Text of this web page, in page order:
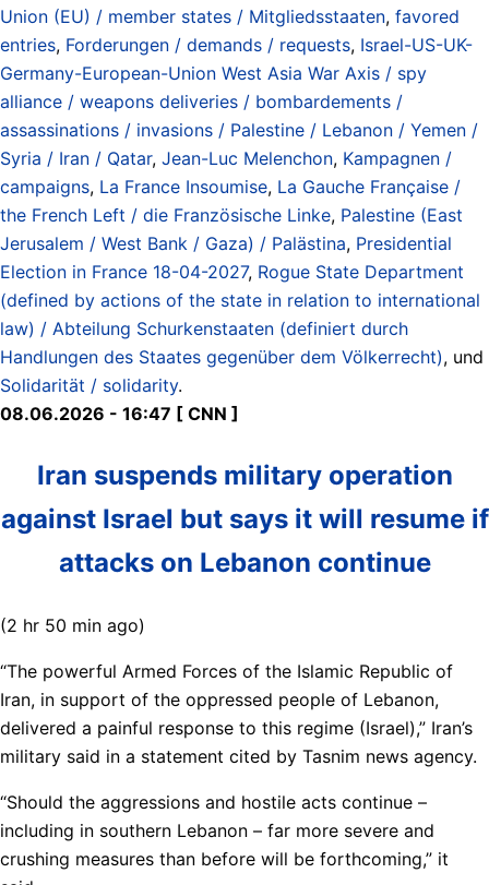
Union (EU) / member states / Mitgliedsstaaten, favored
entries, Forderungen / demands / requests, Israel-US-UK-
Germany-European-Union West Asia War Axis / spy
alliance / weapons deliveries / bombardements /
assassinations / invasions / Palestine / Lebanon / Yemen /
Syria / Iran / Qatar, Jean-Luc Melenchon, Kampagnen /
campaigns, La France Insoumise, La Gauche Française /
the French Left / die Französische Linke, Palestine (East
Jerusalem / West Bank / Gaza) / Palästina, Presidential
Election in France 18-04-2027, Rogue State Department
(defined by actions of the state in relation to international
law) / Abteilung Schurkenstaaten (definiert durch
Handlungen des Staates gegenüber dem Völkerrecht), und
Solidarität / solidarity.
08.06.2026 - 16:47 [ CNN ]
Iran suspends military operation
against Israel but says it will resume if
attacks on Lebanon continue
(2 hr 50 min ago)
“The powerful Armed Forces of the Islamic Republic of
Iran, in support of the oppressed people of Lebanon,
delivered a painful response to this regime (Israel),” Iran’s
military said in a statement cited by Tasnim news agency.
“Should the aggressions and hostile acts continue –
including in southern Lebanon – far more severe and
crushing measures than before will be forthcoming,” it